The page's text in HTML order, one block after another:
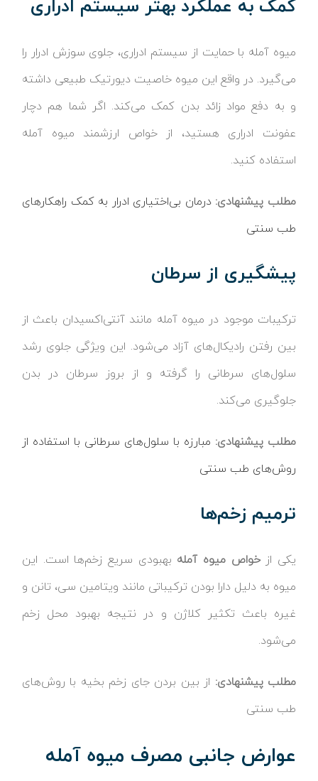
کمک به عملکرد بهتر سیستم ادراری
میوه آمله با حمایت از سیستم ادراری، جلوی سوزش ادرار را
می‌گیرد. در واقع این میوه خاصیت دیورتیک طبیعی داشته
و به دفع مواد زائد بدن کمک می‌کند. اگر شما هم دچار
عفونت ادراری هستید، از خواص ارزشمند میوه آمله
استفاده کنید.
مطلب پیشنهادی: درمان بی‌اختیاری ادرار به کمک راهکارهای
طب سنتی
پیشگیری از سرطان
ترکیبات موجود در میوه آمله مانند آنتی‌اکسیدان باعث از
بین رفتن رادیکال‌های آزاد می‌شود. این ویژگی جلوی رشد
سلول‌های سرطانی را گرفته و از بروز سرطان در بدن
جلوگیری می‌کند.
مطلب پیشنهادی: مبارزه با سلول‌های سرطانی با استفاده از
روش‌های طب سنتی
ترمیم زخم‌ها
یکی ازخواص میوه آمله بهبودی سریع زخم‌ها است. این
میوه به دلیل دارا بودن ترکیباتی مانند ویتامین سی، تانن و
غیره باعث تکثیر کلاژن و در نتیجه بهبود محل زخم
می‌شود.
مطلب پیشنهادی: از بین بردن جای زخم بخیه با روش‌های
طب سنتی
عوارض جانبی مصرف میوه آمله